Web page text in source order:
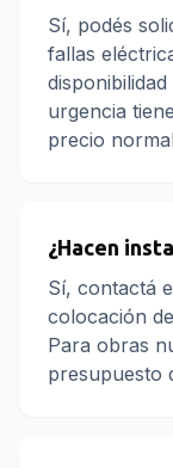
Sí, podés
fallas
urgencia
precio
¿Hacen
Sí, contactá
colocación
Para obras
presupuesto